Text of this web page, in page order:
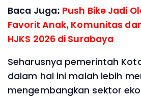
Baca Juga: Push Bike Jadi
Favorit Anak, Komunitas
HJKS 2026 di Surabaya
Seharusnya pemerintah
dalam hal ini malah lebih
mengembangkan sektor